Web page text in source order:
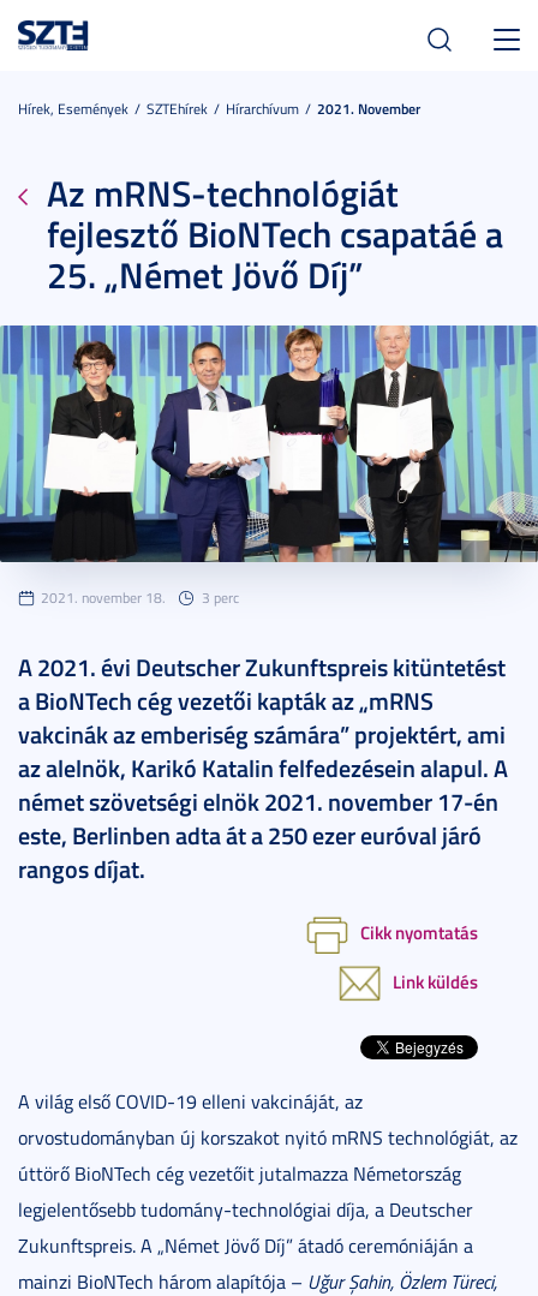
Hírek, Események SZTEhírek Hírarchívum 2021. November
Az mRNS-technológiát
fejlesztő BioNTech csapatáé a
25. „Német Jövő Díj”
2021. november 18. 3 perc
A 2021. évi Deutscher Zukunftspreis kitüntetést
a BioNTech cég vezetői kapták az „mRNS
vakcinák az emberiség számára” projektért, ami
az alelnök, Karikó Katalin felfedezésein alapul. A
német szövetségi elnök 2021. november 17-én
este, Berlinben adta át a 250 ezer euróval járó
rangos díjat.
Cikk nyomtatás
Link küldés
A világ első COVID-19 elleni vakcináját, az
orvostudományban új korszakot nyitó mRNS technológiát, az
úttörő BioNTech cég vezetőit jutalmazza Németország
legjelentősebb tudomány-technológiai díja, a Deutscher
Zukunftspreis. A „Német Jövő Díj” átadó ceremóniáján a
mainzi BioNTech három alapítója – Uğur Şahin, Özlem Türeci,